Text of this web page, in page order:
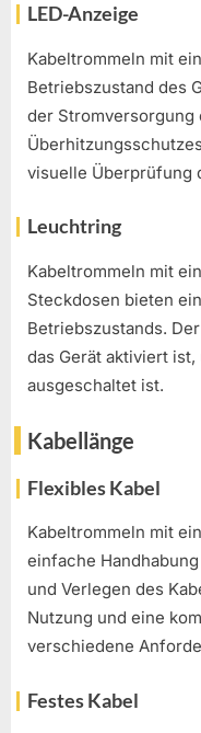
LED-Anzeige
Kabeltrommeln mit
Betriebszustand des
der Stromversorgung
visuelle Überprüfung
Leuchtring
Kabeltrommeln mit
Steckdosen bieten
Betriebszustands.
das Gerät aktiviert
ausgeschaltet ist.
Kabellänge
Flexibles Kabel
Kabeltrommeln mit
einfache
und Verlegen des
Nutzung und eine
verschiedene
Festes Kabel